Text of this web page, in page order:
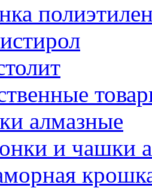
алмазные
и чашки